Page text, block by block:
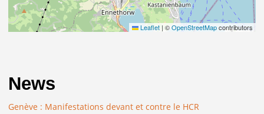
Leaflet | ©OpenStreetMapcontributors
News
Genève : Manifestations devant et contre le HCR